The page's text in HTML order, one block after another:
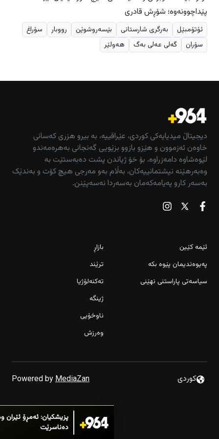
پێداچوونەوە؛ شۆڕش قادری
ئۆتۆمبێل بەرگری شارستانی بێسەروشوێن رووبار
سۆراغ
سۆران
گەلی عەلی بەگ هەولێر
دیجیتاڵ میدیایەکی کوردی، عێراقییە، بە بیرو هزری کەسانی
خاوەن ئەزموون و هێزو بازوو بزێویی گەنجانی بەهرەمەندو
لێوەشاوە دامەزراوە، بۆ خۆ ژیاندن پشت دەبەستێت بە
وەبەرهێنە نیشتمانییەکان، بەڵام بەو مەرجی هیچ کۆت و بەندێک
بەسەر کارو پەیامەکەمان بەسەردا نەسەپێنن.
ئێمە کێین
پەیوەندیمان پێوە بکە
سیاسەتی پاراستنی نهێنی
بازاڕ
ترێند
تەکنەلۆژیا
ژینگە
ناوخۆیی
وەرزش
كوردى Powered byMediaZanمێردمنداڵێک بە جلی
ئاگاداردەکاتەوە
پزیشکیان: ئەمڕۆ ئێران
دەناسرێت